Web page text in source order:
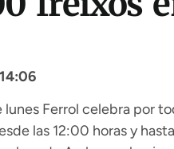
Ferrol celebra por
las 12:00 horas y